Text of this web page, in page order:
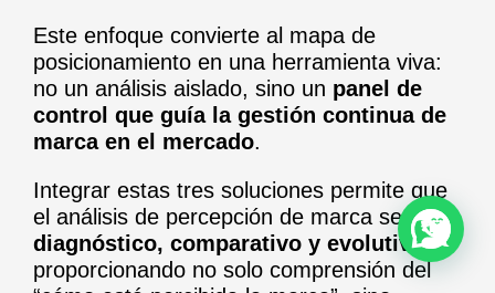
Este enfoque convierte al mapa de
posicionamiento en una herramienta viva:
no un análisis aislado, sino un panel de
control que guía la gestión continua de
marca en el mercado.
Integrar estas tres soluciones permite que
el análisis de percepción de marca sea
diagnóstico, comparativo y evolutivo,
proporcionando no solo comprensión del